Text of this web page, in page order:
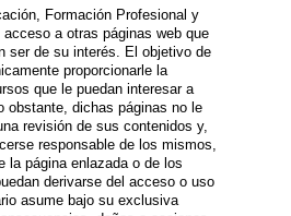
Formación Profesional y
a otras páginas web que
ser de su interés. El objetivo de
proporcionarle la
que le puedan interesar a
obstante, dichas páginas no le
revisión de sus contenidos y,
responsable de los mismos,
la página enlazada o de los
derivarse del acceso o uso
asume bajo su exclusiva